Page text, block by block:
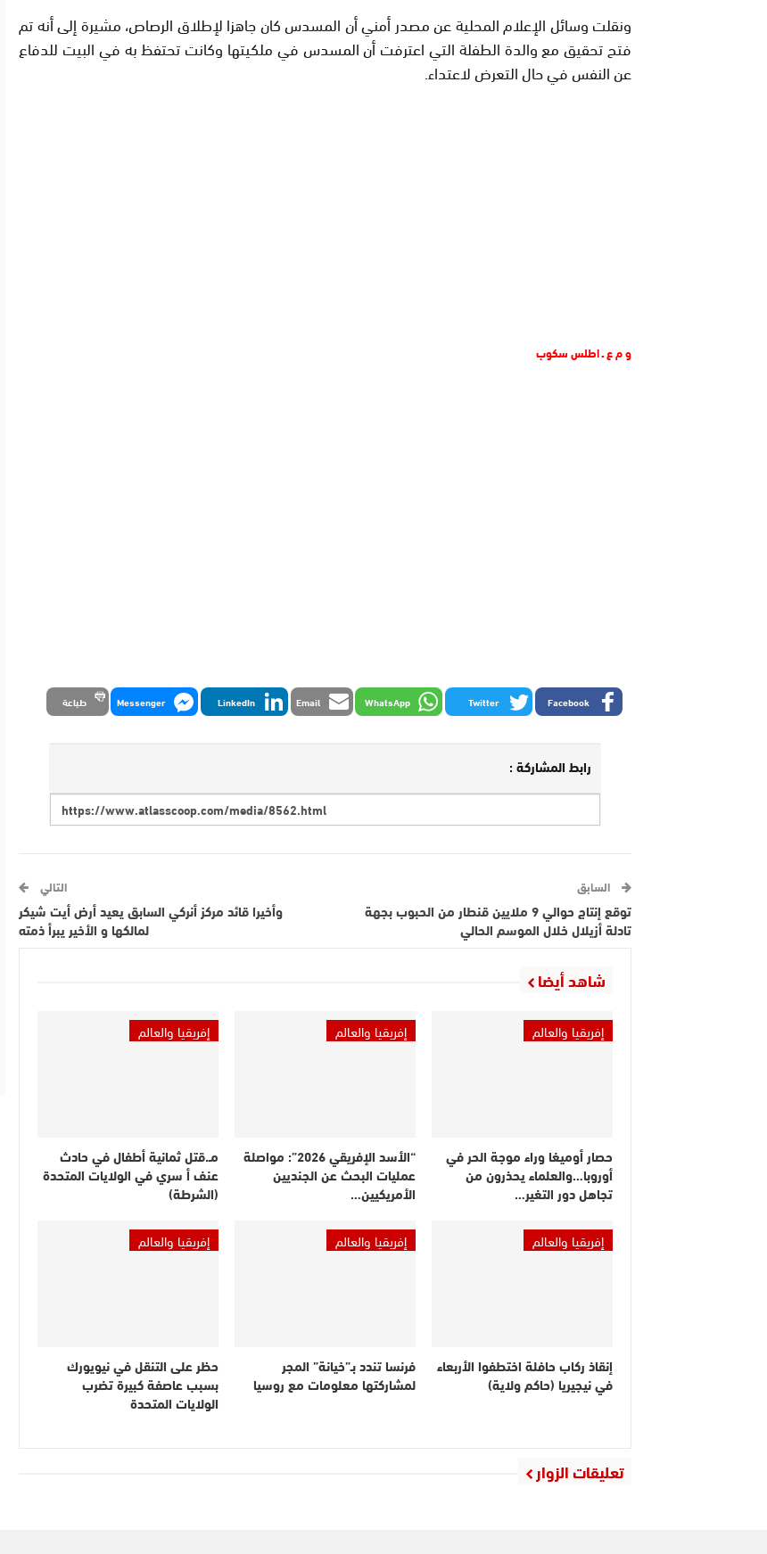
ونقلت وسائل الإعلام المحلية عن مصدر أمني أن المسدس كان جاهزا لإطلاق الرصاص، مشيرة إلى أنه تم
فتح تحقيق مع والدة الطفلة التي اعترفت أن المسدس في ملكيتها وكانت تحتفظ به في البيت للدفاع
عن النفس في حال التعرض لاعتداء.
و م ع ـ اطلس سكوب
Facebook
Twitter
WhatsApp
Email
LinkedIn
Messenger طباعة
رابط المشاركة :
السابق
توقع إنتاج حوالي 9 ملايين قنطار من الحبوب بجهة
تادلة أزيلال خلال الموسم الحالي
التالي
وأخيرا قائد مركز أنركي السابق يعيد أرض أيت شيكر
لمالكها و الأخير يبرأ ذمته
شاهد أيضا
إفريقيا والعالم
حصار أوميغا وراء موجة الحر في
أوروبا…والعلماء يحذرون من
تجاهل دور التغير…
إفريقيا والعالم
“الأسد الإفريقي 2026”: مواصلة
عمليات البحث عن الجنديين
الأمريكيين…
إفريقيا والعالم
مـ.قتل ثمانية أطفال في حادث
عنف أ سري في الولايات المتحدة
(الشرطة)
إفريقيا والعالم
إنقاذ ركاب حافلة اختطفوا الأربعاء
في نيجيريا (حاكم ولاية)
إفريقيا والعالم
فرنسا تندد بـ”خيانة” المجر
لمشاركتها معلومات مع روسيا
إفريقيا والعالم
حظر على التنقل في نيويورك
بسبب عاصفة كبيرة تضرب
الولايات المتحدة
تعليقات الزوار